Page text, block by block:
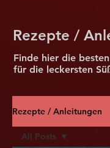
Rezepte /
Finde hier die
für die leckersten
Rezepte / Anleitungen
All Posts